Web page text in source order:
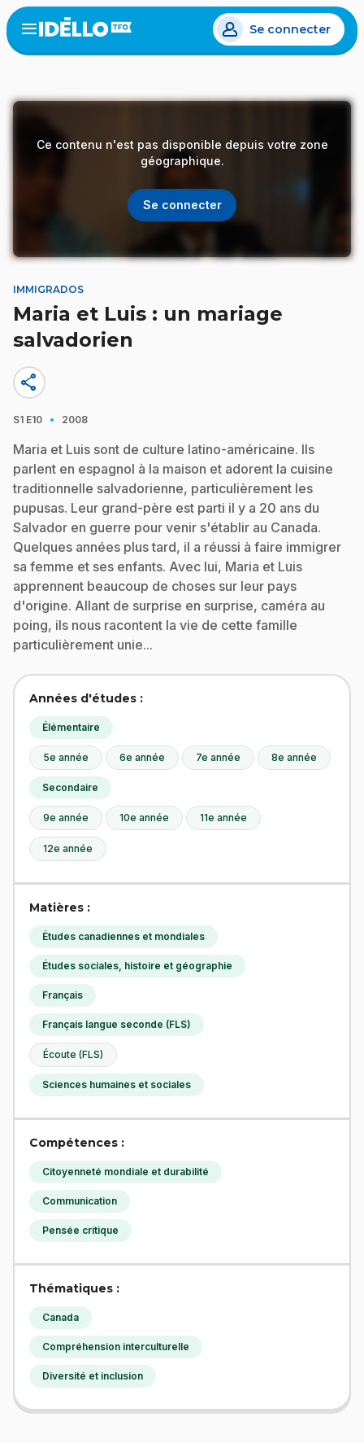
Aller
au
contenu
Open
menu
Se connecter
Ce contenu n'est pas disponible depuis votre zone
géographique.
Se connecter
IMMIGRADOS
Maria et Luis : un mariage
salvadorien
share
S1 E10 · 2008
Maria et Luis sont de culture latino-américaine. Ils
parlent en espagnol à la maison et adorent la cuisine
traditionnelle salvadorienne, particulièrement les
pupusas. Leur grand-père est parti il y a 20 ans du
Salvador en guerre pour venir s'établir au Canada.
Quelques années plus tard, il a réussi à faire immigrer
sa femme et ses enfants. Avec lui, Maria et Luis
apprennent beaucoup de choses sur leur pays
d'origine. Allant de surprise en surprise, caméra au
poing, ils nous racontent la vie de cette famille
particulièrement unie...
Années d'études :
Élémentaire
5e année 6e année 7e année 8e année
Secondaire
9e année 10e année 11e année
12e année
Matières :
Études canadiennes et mondiales
Études sociales, histoire et géographie
Français
Français langue seconde (FLS)
Écoute (FLS)
Sciences humaines et sociales
Compétences :
Citoyenneté mondiale et durabilité
Communication
Pensée critique
Thématiques :
Canada
Compréhension interculturelle
Diversité et inclusion